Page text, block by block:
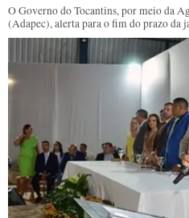
O Governo do Tocantins, por meio da
(Adapec), alerta para o fim do prazo da